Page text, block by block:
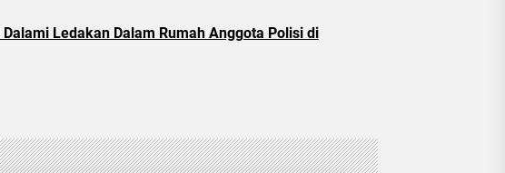
Ledakan Dalam Rumah Anggota Polisi di